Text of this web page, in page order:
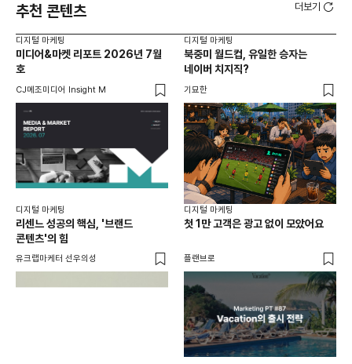
추천 콘텐츠 더보기
디지털 마케팅
미디어&마켓 리포트 2026년 7월
호
CJ메조미디어 Insight M
디지털 마케팅
북중미 월드컵, 유일한 승자는
네이버 치지직?
기묘한
디지털 마케팅
리센느 성공의 핵심, '브랜드
콘텐츠'의 힘
유크랩마케터 선우의성
디지털 마케팅
첫 1만 고객은 광고 없이 모았어요
플랜브로